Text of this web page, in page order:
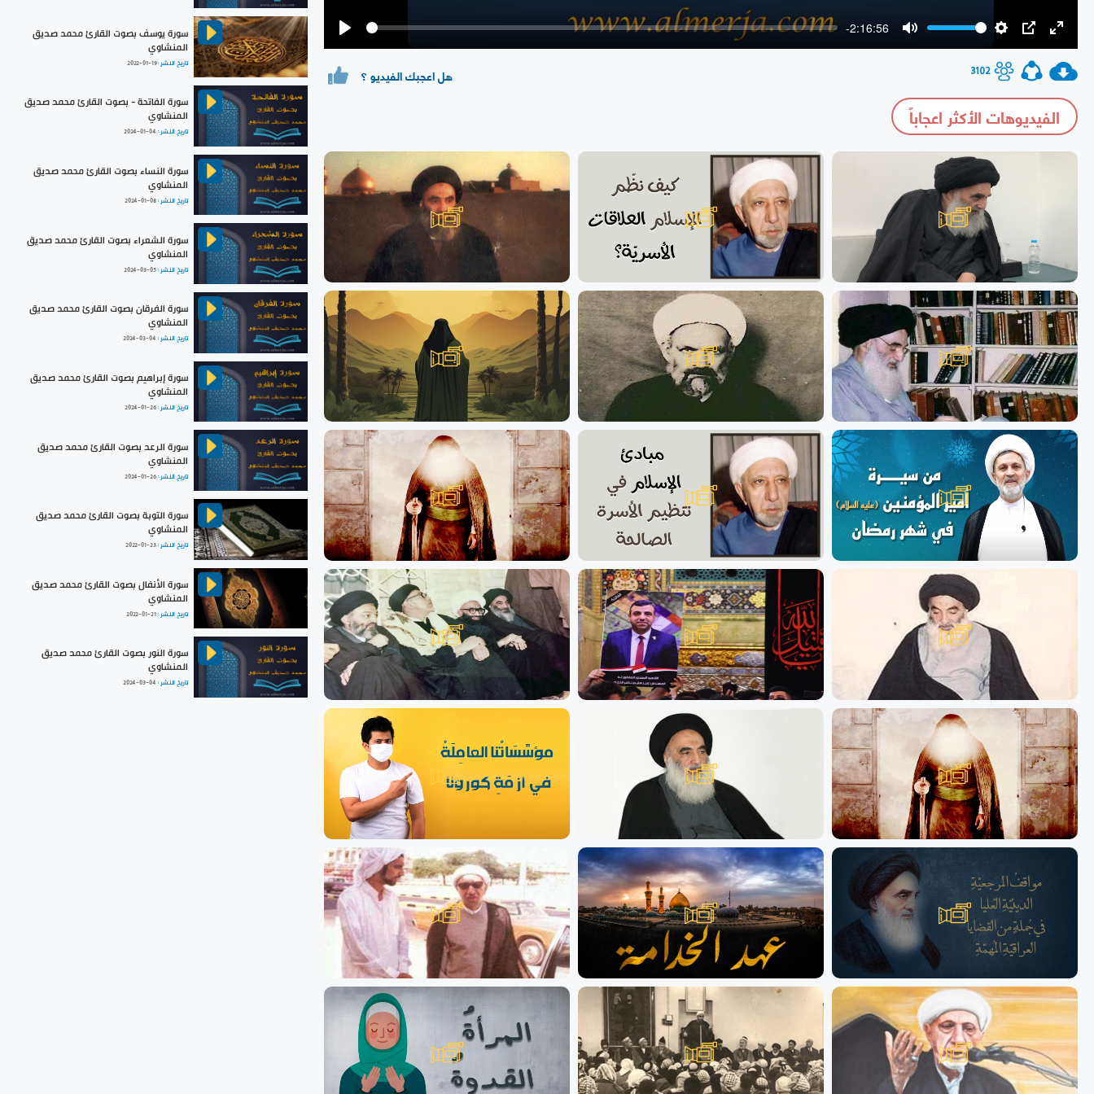
-2:16:56
3102 هل اعجبك الفيديو ؟
الفيديوهات الأكثر اعجاباً
سورة يوسف بصوت القارئ محمد صديق
المنشاوي
تاريخ النشر :2022-01-19
سورة الفاتحة - بصوت القارئ محمد صديق
المنشاوي
تاريخ النشر : 2024-01-04
سورة النساء بصوت القارئ محمد صديق
المنشاوي
تاريخ النشر :2024-01-08
سورة الشعراء بصوت القارئ محمد صديق
المنشاوي
تاريخ النشر :2024-03-05
سورة الفرقان بصوت القارئ محمد صديق
المنشاوي
تاريخ النشر : 2024-03-04
سورة إبراهيم بصوت القارئ محمد صديق
المنشاوي
تاريخ النشر :2024-01-26
سورة الرعد بصوت القارئ محمد صديق
المنشاوي
تاريخ النشر :2024-01-26
سورة التوبة بصوت القارئ محمد صديق
المنشاوي
تاريخ النشر :2022-01-23
سورة الأنفال بصوت القارئ محمد صديق
المنشاوي
تاريخ النشر :2022-01-21
سورة النور بصوت القارئ محمد صديق
المنشاوي
تاريخ النشر : 2024-03-04